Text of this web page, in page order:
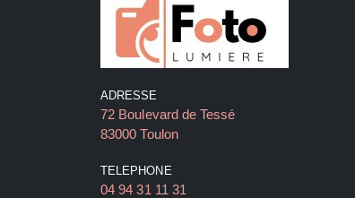
ADRESSE
72 Boulevard de Tessé
83000 Toulon
TELEPHONE
04 94 31 11 31